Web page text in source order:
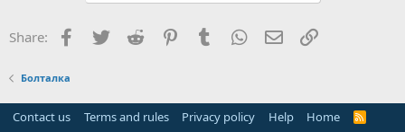
Share: Facebook
TwitterReddit PinterestTumblrWhatsApp
EmailLink
Болталка
Contact us Terms and rules Privacy policy Help Home
R